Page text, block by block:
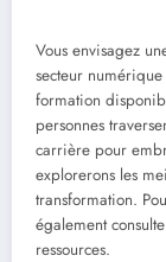
Vous envisagez
secteur
formation
personnes
carrière pour
explorerons les
transformation.
également
ressources.